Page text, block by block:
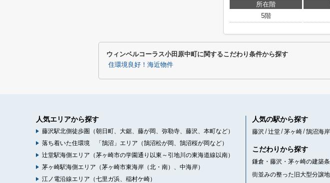
所在階
5階
ウィンベルコーラス小田原中町に関するこだわり条件から探す
住環境良好！海近物件
人気エリアから探す
藤沢駅北側徒歩圏（朝日町、大鋸、藤が岡、弥勒寺、藤沢、本町など）
落ち着いた住環境 「鵠沼」エリア（鵠沼松が岡、鵠沼桜が岡など）
辻堂駅海側エリア（茅ヶ崎市の学園通り以東～引地川の東海道線以南）
茅ヶ崎駅海側エリア（茅ヶ崎市東海岸（北・南）、中海岸）
江ノ電沿線エリア（七里ガ浜、稲村ケ崎）
人気の駅から探す
藤沢 辻堂 茅ヶ崎 鵠沼海岸
こだわりから探す
鎌倉・藤沢・茅ヶ崎の建築
街並みの整った旧大型分譲地